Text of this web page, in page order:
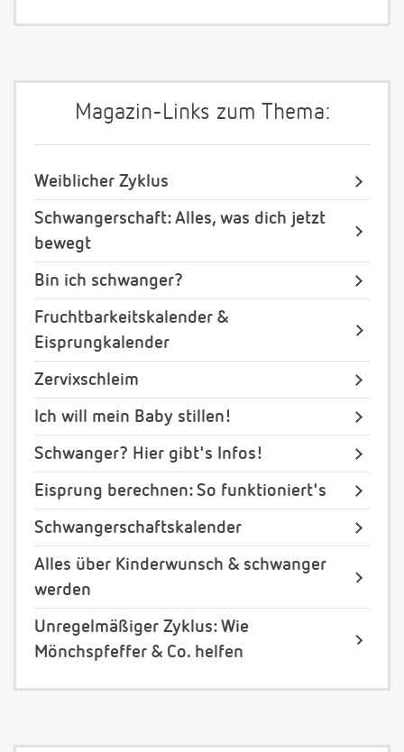
Magazin-Links zum Thema:
Weiblicher Zyklus
Schwangerschaft: Alles, was dich jetzt
bewegt
Bin ich schwanger?
Fruchtbarkeitskalender &
Eisprungkalender
Zervixschleim
Ich will mein Baby stillen!
Schwanger? Hier gibt's Infos!
Eisprung berechnen: So funktioniert's
Schwangerschaftskalender
Alles über Kinderwunsch & schwanger
werden
Unregelmäßiger Zyklus: Wie
Mönchspfeffer & Co. helfen